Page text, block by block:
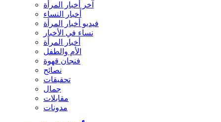
آخر أخبار المرأة
أخبار النساء
فيديو أخبار المرأة
نساء في الأخبار
أخبار المرأة
الأم والطفل
فنجان قهوة
نصائح
تحقيقات
جمال
مقابلات
مدونات